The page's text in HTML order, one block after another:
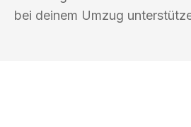
bei deinem Umzug